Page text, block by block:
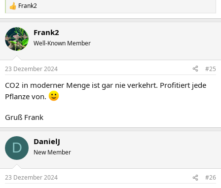
R
e
k
t
i
e
:
Frank2
Frank2
Well-Known Member
23 Dezember 2024 #25
CO2 in moderner Menge ist gar nie verkehrt. Profitiert jede
Pflanze von.
Gruß Frank
D DanielJ
New Member
23 Dezember 2024 #26